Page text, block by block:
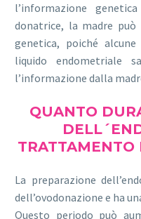
l’informazione
donatrice, la madre può
genetica, poiché
liquido endometriale
l’informazione dalla
QUANTO
La preparazione
dell’ovodonazione e ha
Questo periodo può